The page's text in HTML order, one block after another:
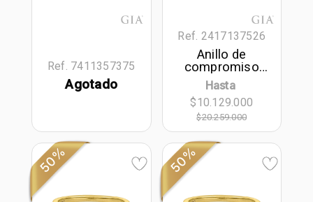
Ref. 7411357375
Agotado
Ref. 2417137526
Anillo de
compromiso
halo redondo,
con diamante
central redondo
GIA de 0.50ct y
decoración en
diamantes, oro
tono amarillo
Hasta
$10.129.000
$20.259.000
50% 50%